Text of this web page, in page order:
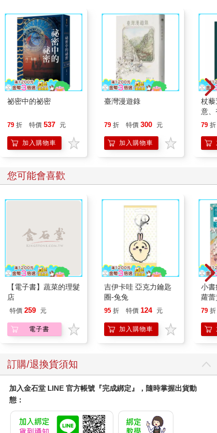
祕密中的祕密
79 折 特價 537 元
加入購物車
臺灣漫遊錄
79 折 特價 300 元
加入購物車
杖
意
恭
79 折
您可能會喜歡
【電子書】蔬菜的理髮
店
特價 259 元
電子書
吉伊卡哇 亞克力鑰匙
圈-兔兔
95 折 特價 124 元
加入購物車
小
蘿
79 折
訂購/退換貨須知
加入金石堂 LINE 官方帳號『完成綁定』，隨時掌握出貨動
態：